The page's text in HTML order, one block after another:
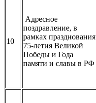
10
Адресное
поздравление, в
рамках празднования
75-летия Великой
Победы и Года
памяти и славы в РФ